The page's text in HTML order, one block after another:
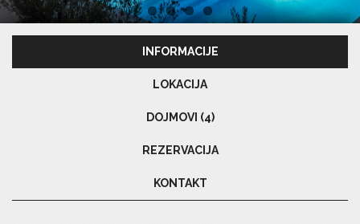
INFORMACIJE
LOKACIJA
DOJMOVI (4)
REZERVACIJA
KONTAKT